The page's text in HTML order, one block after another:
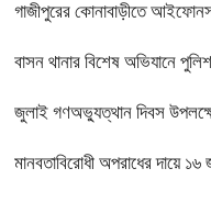
গাজীপুরের কোনাবাড়ীতে
বাসন থানার বিশেষ অভিযানে
জুলাই গণঅভ্যুত্থান দিবস
মানবতাবিরোধী অপরাধের দায়ে